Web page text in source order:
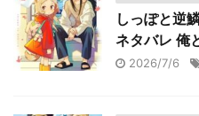
しっぽと逆
ネタバレ 俺
2026/7/6